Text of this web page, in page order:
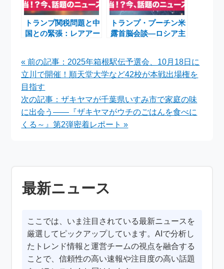
トランプ関税問題と中
国との緊張：レアアー
トランプ・プーチン米
露首脳会談―ロシア主
« 前の記事：2025年箱根駅伝予選会、10月18日に
立川で開催！順天堂大学など42校が本戦出場権を
目指す
次の記事：ザキヤマが千葉県いすみ市で家庭の味
に出会う――『ザキヤマがウチのごはんを食べに
くる～』第2弾密着レポート »
最新ニュース
ここでは、いま注目されている最新ニュースを
厳選してピックアップしています。AIで分析し
たトレンド情報と運営チームの視点を融合する
ことで、信頼性の高い速報や注目度の高い話題